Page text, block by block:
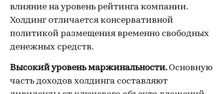
влияние на уровень рейтинга компании.
Холдинг отличается консервативной
политикой размещения временно свободных
денежных средств.
Высокий уровень маржинальности. Основную
часть доходов холдинга составляют